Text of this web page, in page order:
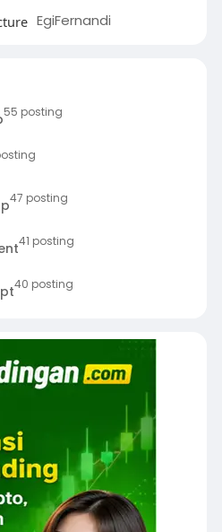
EgiFernandi
55 posting
47 posting
41 posting
40 posting